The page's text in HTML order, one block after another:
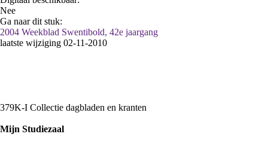
Nee
Ga naar dit stuk:
2004 Weekblad Swentibold, 42e jaargang
laatste wijziging 02-11-2010
379K-I Collectie dagbladen en kranten
Mijn Studiezaal